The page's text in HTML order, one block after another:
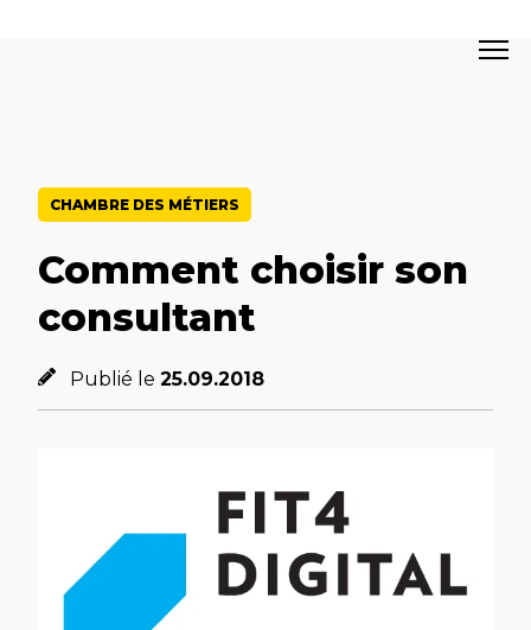
CHAMBRE DES MÉTIERS
Comment choisir son
consultant
Publié le 25.09.2018